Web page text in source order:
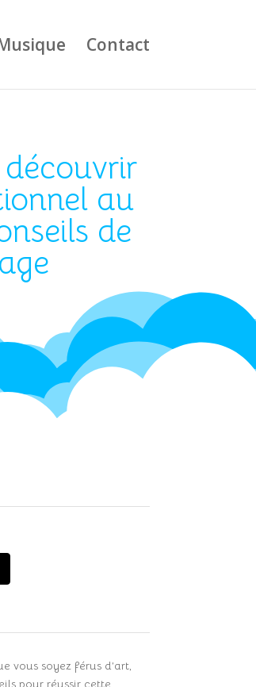
Contact
au
de
vous soyez férus d’art,
pour réussir cette